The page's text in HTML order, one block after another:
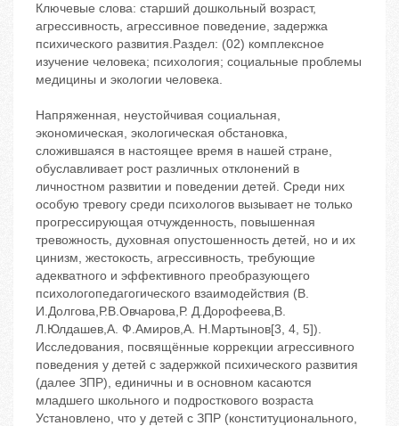
Ключевые слова: старший дошкольный возраст,
агрессивность, агрессивное поведение, задержка
психического развития.Раздел: (02) комплексное
изучение человека; психология; социальные проблемы
медицины и экологии человека.
Напряженная, неустойчивая социальная,
экономическая, экологическая обстановка,
сложившаяся в настоящее время в нашей стране,
обуславливает рост различных отклонений в
личностном развитии и поведении детей. Среди них
особую тревогу среди психологов вызывает не только
прогрессирующая отчужденность, повышенная
тревожность, духовная опустошенность детей, но и их
цинизм, жестокость, агрессивность, требующие
адекватного и эффективного преобразующего
психологопедагогического взаимодействия (В.
И.Долгова,Р.В.Овчарова,Р. Д.Дорофеева,В.
Л.Юлдашев,А. Ф.Амиров,А. Н.Мартынов[3, 4, 5]).
Исследования, посвящённые коррекции агрессивного
поведения у детей с задержкой психического развития
(далее ЗПР), единичны и в основном касаются
младшего школьного и подросткового возраста
Установлено, что у детей с ЗПР (конституционального,